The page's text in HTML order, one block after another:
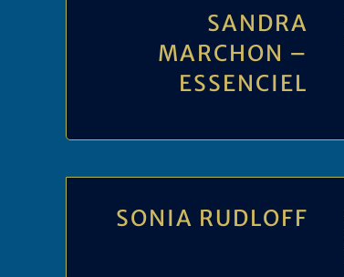
SANDRA
MARCHON –
ESSENCIEL
SONIA RUDLOFF